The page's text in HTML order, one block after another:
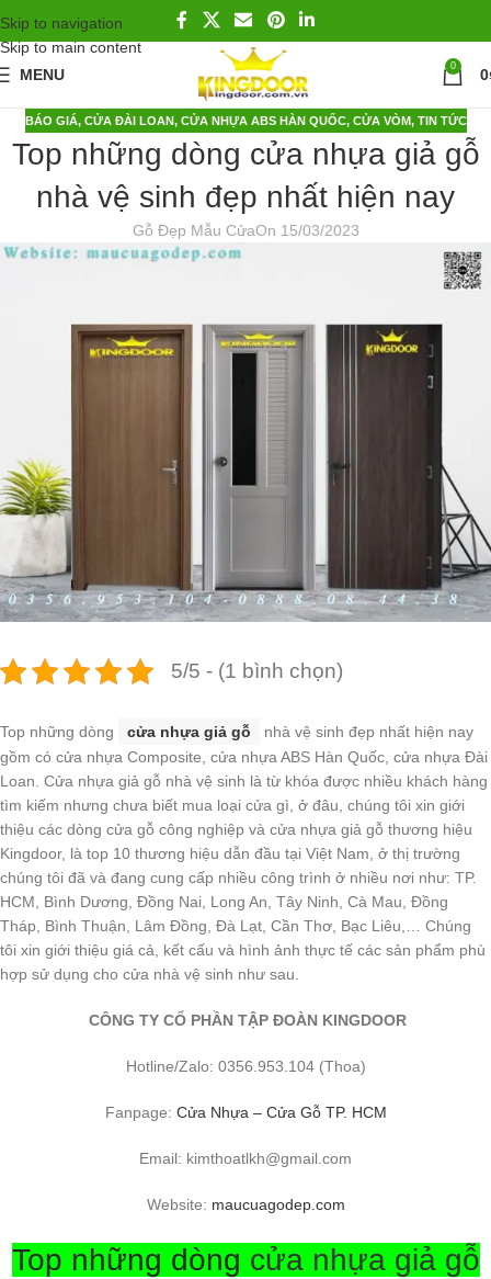
Skip to navigation
Skip to main content
MENU
0 0
BÁO GIÁ, CỬA ĐÀI LOAN, CỬA NHỰA ABS HÀN QUỐC, CỬA VÒM, TIN TỨC
Top những dòng cửa nhựa giả gỗ
nhà vệ sinh đẹp nhất hiện nay
Gỗ Đẹp Mẫu CửaOn 15/03/2023
5/5 - (1 bình chọn)
Top những dòng cửa nhựa giả gỗ
nhà vệ sinh đẹp nhất hiện nay
gồm có cửa nhựa Composite, cửa nhựa ABS Hàn Quốc, cửa nhựa Đài
Loan. Cửa nhựa giả gỗ nhà vệ sinh là từ khóa được nhiều khách hàng
tìm kiếm nhưng chưa biết mua loại cửa gì, ở đâu, chúng tôi xin giới
thiệu các dòng cửa gỗ công nghiệp và cửa nhựa giả gỗ thương hiệu
Kingdoor, là top 10 thương hiệu dẫn đầu tại Việt Nam, ở thị trường
chúng tôi đã và đang cung cấp nhiều công trình ở nhiều nơi như: TP.
HCM, Bình Dương, Đồng Nai, Long An, Tây Ninh, Cà Mau, Đồng
Tháp, Bình Thuận, Lâm Đồng, Đà Lạt, Cần Thơ, Bạc Liêu,… Chúng
tôi xin giới thiệu giá cả, kết cấu và hình ảnh thực tế các sản phẩm phù
hợp sử dụng cho cửa nhà vệ sinh như sau.
CÔNG TY CỔ PHẦN TẬP ĐOÀN KINGDOOR
Hotline/Zalo: 0356.953.104 (Thoa)
Fanpage: Cửa Nhựa – Cửa Gỗ TP. HCM
Email: kimthoatlkh@gmail.com
Website: maucuagodep.com
Top những dòng cửa nhựa giả gỗ